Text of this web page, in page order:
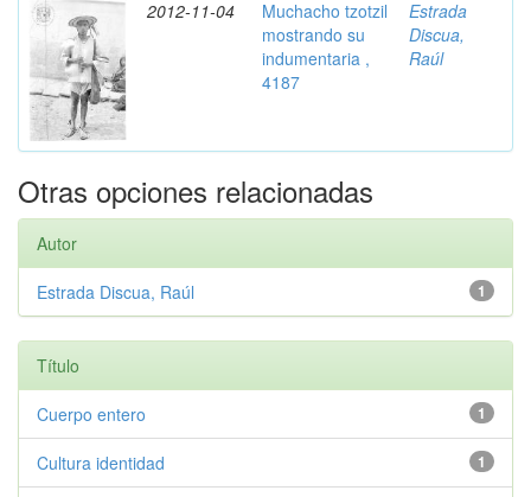
2012-11-04
Muchacho tzotzil
mostrando su
indumentaria ,
4187
Estrada
Discua,
Raúl
Otras opciones relacionadas
Autor
1
Estrada Discua, Raúl
Título
1
Cuerpo entero
1
Cultura identidad